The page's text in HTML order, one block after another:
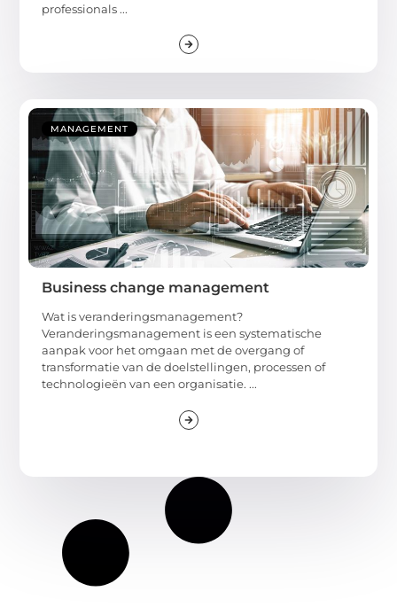
professionals ...
MANAGEMENT
Business change management
Wat is veranderingsmanagement?
Veranderingsmanagement is een systematische
aanpak voor het omgaan met de overgang of
transformatie van de doelstellingen, processen of
technologieën van een organisatie. ...